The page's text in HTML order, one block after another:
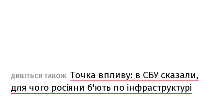
ДИВІТЬСЯ ТАКОЖ Точка впливу: в СБУ сказали,
для чого росіяни б'ють по інфраструктурі